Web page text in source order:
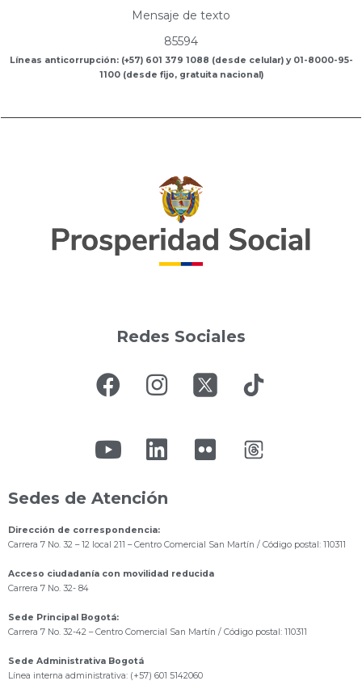
Mensaje de texto
85594
Líneas anticorrupción: (+57) 601 379 1088 (desde celular) y 01-8000-95-
1100 (desde fijo, gratuita nacional)
Redes Sociales
Sedes de Atención
Dirección de correspondencia:
Carrera 7 No. 32 – 12 local 211 – Centro Comercial San Martín / Código postal: 110311
Acceso ciudadanía con movilidad reducida
Carrera 7 No. 32- 84
Sede Principal Bogotá:
Carrera 7 No. 32-42 – Centro Comercial San Martín / Código postal: 110311
Sede Administrativa Bogotá
Línea interna administrativa: (+57) 601 5142060